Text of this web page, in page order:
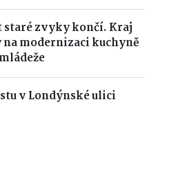
staré zvyky končí. Kraj
modernizaci kuchyně
v Londýnské ulici